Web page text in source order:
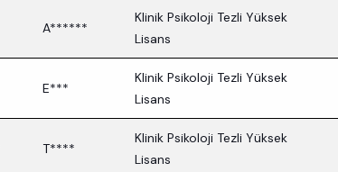
A******
Klinik Psikoloji Tezli Yüksek
Lisans
E***
Klinik Psikoloji Tezli Yüksek
Lisans
T****
Klinik Psikoloji Tezli Yüksek
Lisans